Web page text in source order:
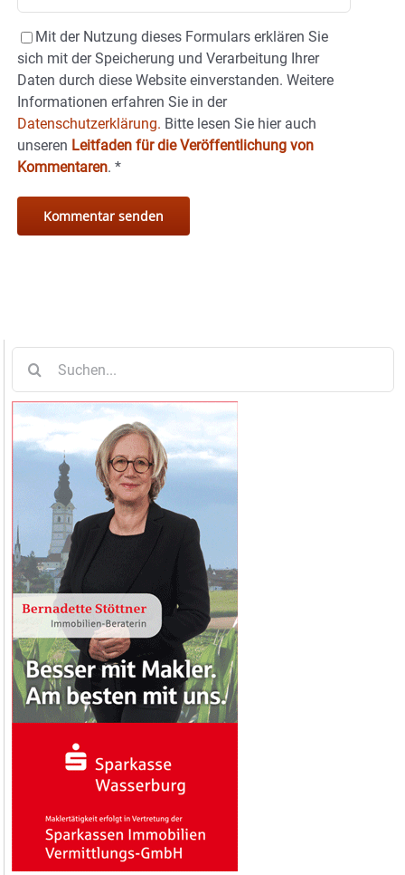
Mit der Nutzung dieses Formulars erklären Sie
sich mit der Speicherung und Verarbeitung Ihrer
Daten durch diese Website einverstanden. Weitere
Informationen erfahren Sie in der
Datenschutzerklärung. Bitte lesen Sie hier auch
unseren Leitfaden für die Veröffentlichung von
Kommentaren. *
nach: